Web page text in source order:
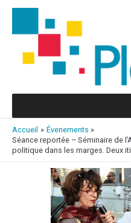
Aller
contenu
Accueil
Évenements
Séance reportée – Séminaire de
politique dans les marges. Deux